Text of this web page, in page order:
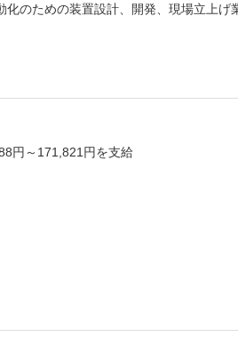
のための装置設計、開発、現場立上げ
円～171,821円を支給